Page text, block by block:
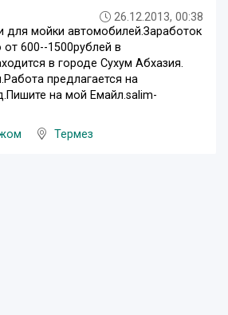
26.12.2013, 00:38
для мойки автомобилей.Заработок
600--1500рублей в
в городе Сухум Абхазия.
предлагается на
на мой Емайл.salim-
Термез